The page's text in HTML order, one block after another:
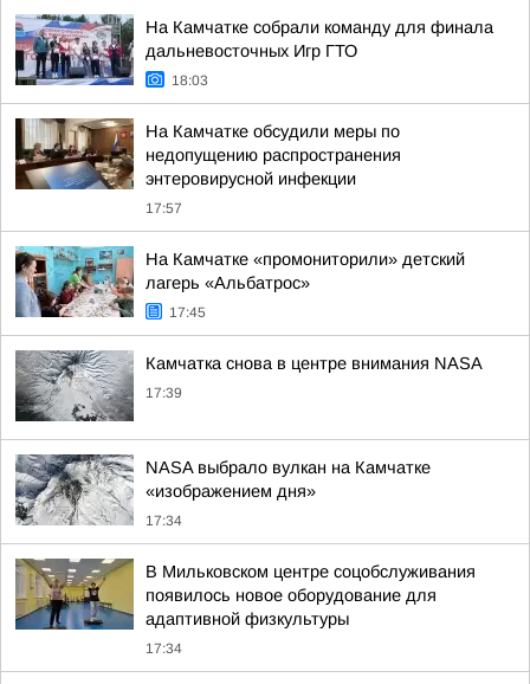
На Камчатке собрали команду для финала
дальневосточных Игр ГТО
18:03
На Камчатке обсудили меры по
недопущению распространения
энтеровирусной инфекции
17:57
На Камчатке «промониторили» детский
лагерь «Альбатрос»
17:45
Камчатка снова в центре внимания NASA
17:39
NASA выбрало вулкан на Камчатке
«изображением дня»
17:34
В Мильковском центре соцобслуживания
появилось новое оборудование для
адаптивной физкультуры
17:34